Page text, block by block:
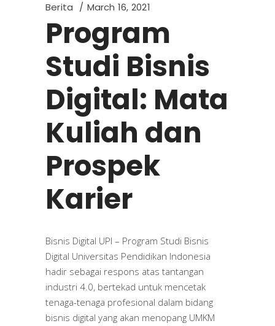
Berita March 16, 2021
Program
Studi Bisnis
Digital: Mata
Kuliah dan
Prospek
Karier
Bisnis Digital UPI – Program Studi Bisnis
Digital Universitas Pendidikan Indonesia
hadir sebagai respons atas tantangan
industri 4.0, bertekad untuk mencetak
tenaga-tenaga profesional dalam bidang
bisnis digital yang akan menopang UMKM